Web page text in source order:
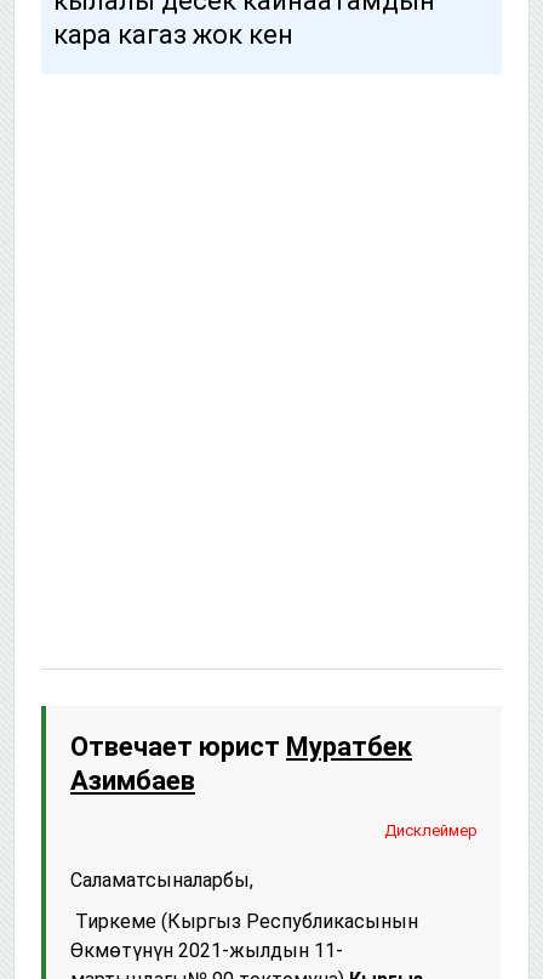
кара кагаз жок кен
Отвечает юрист Муратбек
Азимбаев
Дисклеймер
Саламатсыналарбы,
Тиркеме (Кыргыз Республикасынын
Өкмөтүнүн 2021-жылдын 11-